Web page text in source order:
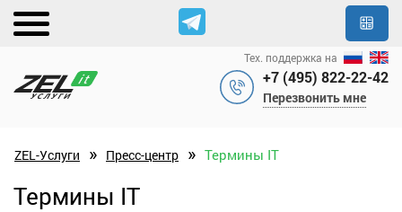
+7 (495) 822-22-42
Перезвонить мне
Тех. поддержка на
ZEL-Услуги » Пресс-центр » Термины IT
Термины IT